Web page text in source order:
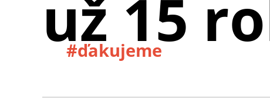
už 15
#ďakujeme